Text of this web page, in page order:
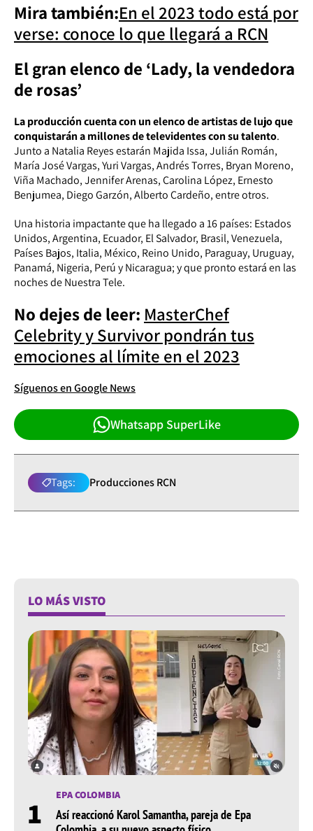
Mira también:En el 2023 todo está por
verse: conoce lo que llegará a RCN
El gran elenco de ‘Lady, la vendedora
de rosas’
La producción cuenta con un elenco de artistas de lujo que
conquistarán a millones de televidentes con su talento.
Junto a Natalia Reyes estarán Majida Issa, Julián Román,
María José Vargas, Yuri Vargas, Andrés Torres, Bryan Moreno,
Viña Machado, Jennifer Arenas, Carolina López, Ernesto
Benjumea, Diego Garzón, Alberto Cardeño, entre otros.
Una historia impactante que ha llegado a 16 países: Estados
Unidos, Argentina, Ecuador, El Salvador, Brasil, Venezuela,
Países Bajos, Italia, México, Reino Unido, Paraguay, Uruguay,
Panamá, Nigeria, Perú y Nicaragua; y que pronto estará en las
noches de Nuestra Tele.
No dejes de leer: MasterChef
Celebrity y Survivor pondrán tus
emociones al límite en el 2023
Síguenos en Google News
Whatsapp SuperLike
Tags: Producciones RCN
LO MÁS VISTO
1 EPA COLOMBIA
Así reaccionó Karol Samantha, pareja de Epa